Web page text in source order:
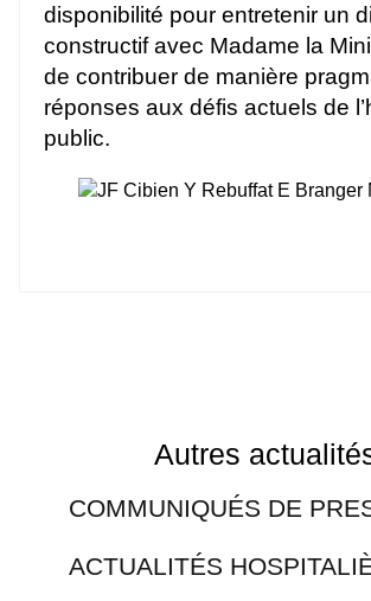
disponibilité pour entretenir un
constructif avec Madame la
de contribuer de manière
réponses aux défis actuels de
public.
Autres
COMMUNIQUÉS DE
ACTUALITÉS